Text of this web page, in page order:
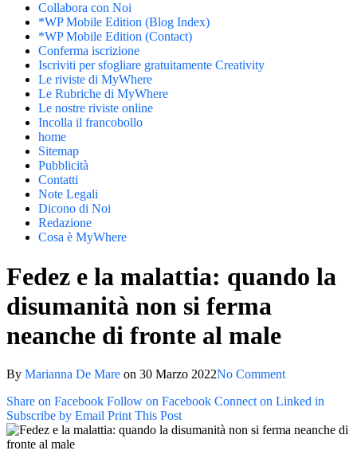
Collabora con Noi
*WP Mobile Edition (Blog Index)
*WP Mobile Edition (Contact)
Conferma iscrizione
Iscriviti per sfogliare gratuitamente Creativity
Le riviste di MyWhere
Le Rubriche di MyWhere
Le nostre riviste online
Incolla il francobollo
home
Sitemap
Pubblicità
Contatti
Note Legali
Dicono di Noi
Redazione
Cosa è MyWhere
Fedez e la malattia: quando la
disumanità non si ferma
neanche di fronte al male
By Marianna De Mare on 30 Marzo 2022No Comment
Share on Facebook Follow on Facebook Connect on Linked in
Subscribe by Email Print This Post